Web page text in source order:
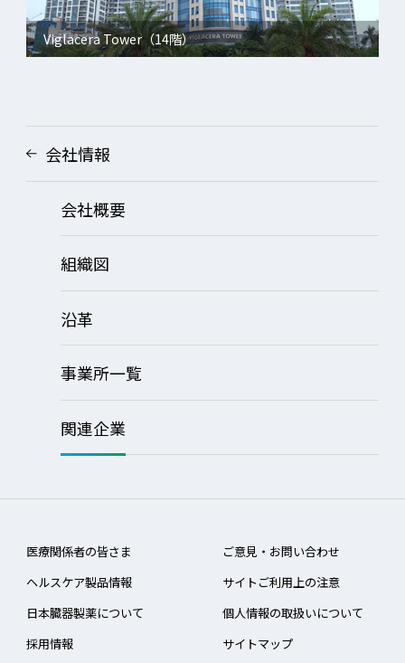
Viglacera Tower（14階）
会社情報
会社概要
組織図
沿革
事業所一覧
関連企業
医療関係者の皆さま
ヘルスケア製品情報
日本臓器製薬について
採用情報
ご意見・お問い合わせ
サイトご利用上の注意
個人情報の取扱いについて
サイトマップ